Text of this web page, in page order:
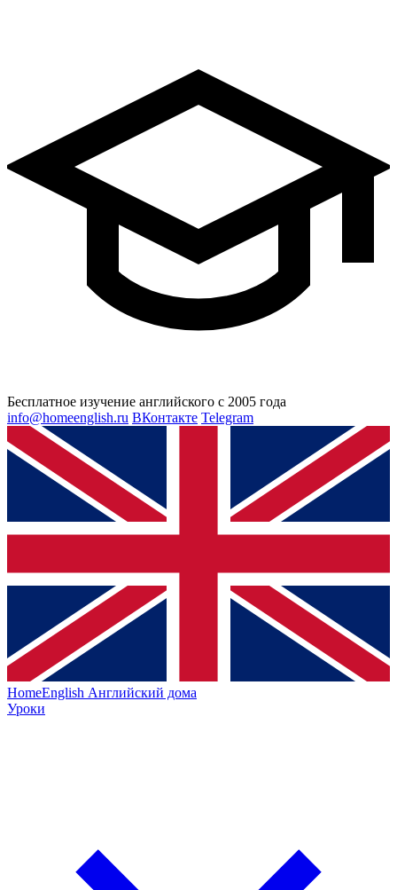
Бесплатное изучение английского с 2005 года
info@homeenglish.ru ВКонтакте Telegram
HomeEnglish Английский дома
Уроки